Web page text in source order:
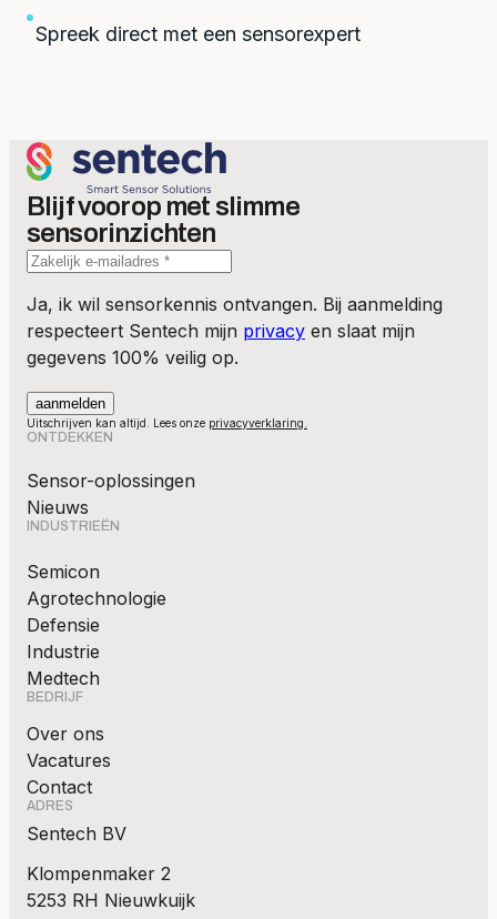
Spreek direct met een sensorexpert
Blijf voorop met slimme
sensorinzichten
Ja, ik wil sensorkennis ontvangen. Bij aanmelding
respecteert Sentech mijn privacy en slaat mijn
gegevens 100% veilig op.
Uitschrijven kan altijd. Lees onze privacyverklaring.
ONTDEKKEN
Sensor-oplossingen
Nieuws
INDUSTRIEËN
Semicon
Agrotechnologie
Defensie
Industrie
Medtech
BEDRIJF
Over ons
Vacatures
Contact
ADRES
Sentech BV
Klompenmaker 2
5253 RH Nieuwkuijk